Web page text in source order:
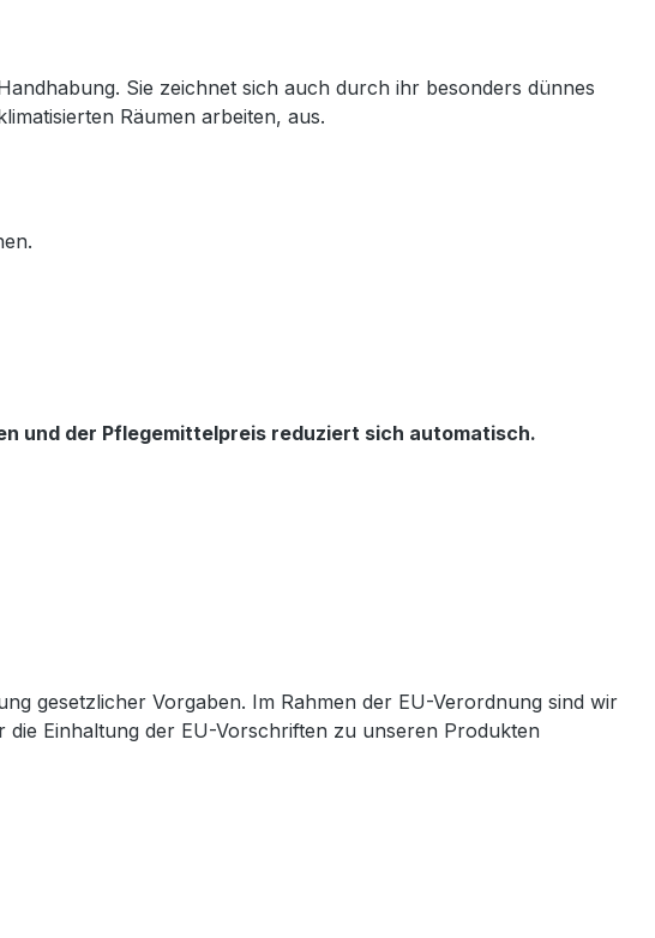
Sie zeichnet sich auch durch ihr besonders dünnes
Räumen arbeiten, aus.
und der Pflegemittelpreis reduziert sich automatisch.
gesetzlicher Vorgaben. Im Rahmen der EU-Verordnung sind wir
Einhaltung der EU-Vorschriften zu unseren Produkten